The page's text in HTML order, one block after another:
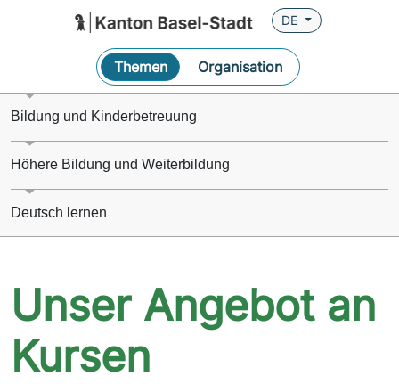
DE
Themen Organisation
Bildung und Kinderbetreuung
Höhere Bildung und Weiterbildung
Deutsch lernen
Unser Angebot an
Kursen